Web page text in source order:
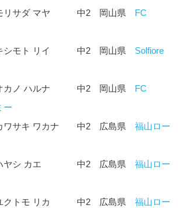
リサダ マヤ 中2 岡山県 FC
シモト リイ 中2 岡山県 Solfiore
カノ ハルナ 中2 岡山県 FC
ー
サキ ワカナ 中2 広島県 福山ロー
シ カエ 中2 広島県 福山ロー
クトモ リカ 中2 広島県 福山ロー